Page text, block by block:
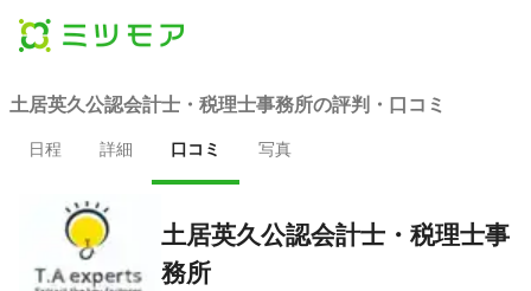
土居英久公認会計士・税理士事務所の評判・口コミ
日程 詳細 口コミ 写真
土居英久公認会計士・税理士事
務所